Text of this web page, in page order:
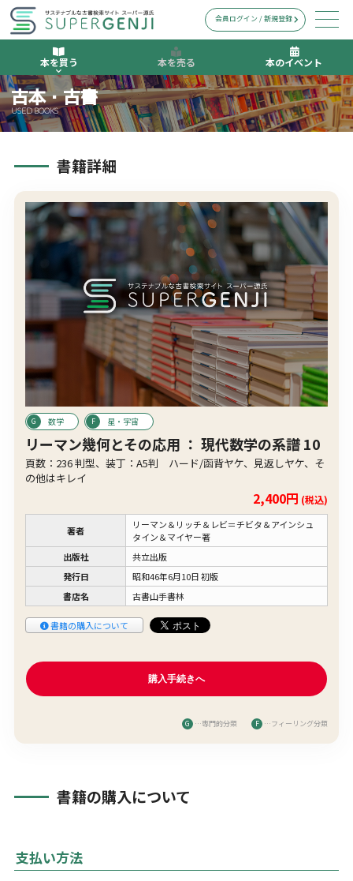
本を買う 本を売る 本のイベント
会員ログイン / 新規登録
古本・古書
USED BOOKS
書籍詳細
数学 星・宇宙
リーマン幾何とその応用 ： 現代数学の系譜 10
頁数：236 判型、装丁：A5判 ハード/函背ヤケ、見返しヤケ、そ
の他はキレイ
2,400円 (税込)
著者
リーマン＆リッチ＆レビ＝チビタ＆アインシュ
タイン＆マイヤー著
出版社
共立出版
発行日
昭和46年6月10日 初版
書店名
古書山手書林
書籍の購入について
G …専門的分類 F …フィーリング分類
書籍の購入について
支払い方法